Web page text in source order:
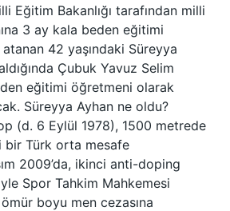
Eğitim Bakanlığı tarafından milli
3 ay kala beden eğitimi
42 yaşındaki Süreyya
Çubuk Yavuz Selim
eğitimi öğretmeni olarak
Süreyya Ayhan ne oldu?
(d. 6 Eylül 1978), 1500 metrede
bir Türk orta mesafe
2009’da, ikinci anti-doping
Spor Tahkim Mahkemesi
boyu men cezasına